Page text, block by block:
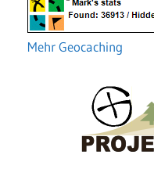
Mehr Geocaching